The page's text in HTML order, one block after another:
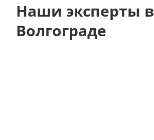
Наши эксперты в
Волгограде